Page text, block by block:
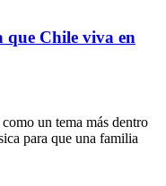
que Chile viva en
un tema más dentro
para que una familia